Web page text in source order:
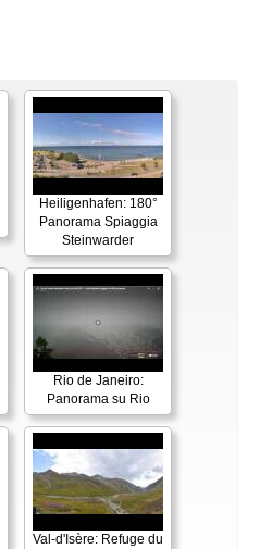
Heiligenhafen: 180°
Panorama Spiaggia
Steinwarder
Rio de Janeiro:
Panorama su Rio
Val-d'Isère: Refuge du